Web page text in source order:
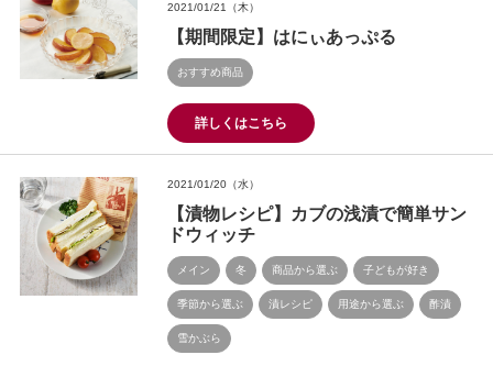
2021/01/21（木）
【期間限定】はにぃあっぷる
おすすめ商品
詳しくはこちら
2021/01/20（水）
【漬物レシピ】カブの浅漬で簡単サン
ドウィッチ
メイン 冬 商品から選ぶ 子どもが好き
季節から選ぶ 漬レシピ 用途から選ぶ 酢漬
雪かぶら